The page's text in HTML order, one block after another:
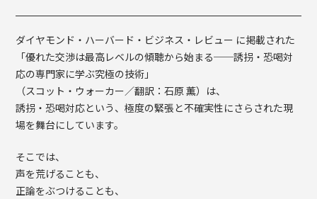
ダイヤモンド・ハーバード・ビジネス・レビュー に掲載された
「優れた交渉は最高レベルの傾聴から始まる──誘拐・恐喝対
応の専門家に学ぶ究極の技術」
（スコット・ウォーカー／翻訳：石原 薫）は、
誘拐・恐喝対応という、極度の緊張と不確実性にさらされた現
場を舞台にしています。
そこでは、
声を荒げることも、
正論をぶつけることも、